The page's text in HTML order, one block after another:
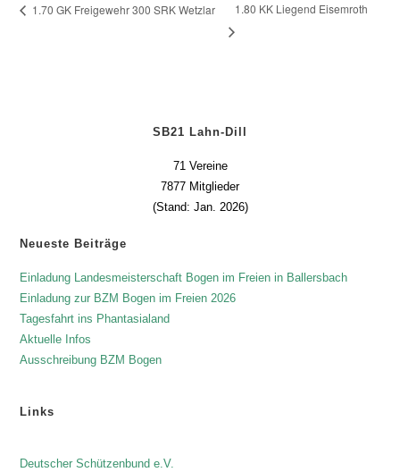
1.70 GK Freigewehr 300 SRK Wetzlar 1.80 KK Liegend Eisemroth
SB21 Lahn-Dill
71 Vereine
7877 Mitglieder
(Stand: Jan. 2026)
Neueste Beiträge
Einladung Landesmeisterschaft Bogen im Freien in Ballersbach
Einladung zur BZM Bogen im Freien 2026
Tagesfahrt ins Phantasialand
Aktuelle Infos
Ausschreibung BZM Bogen
Links
Deutscher Schützenbund e.V.